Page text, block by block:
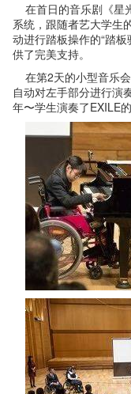
在首日的音乐剧《星
系统，跟随者艺大学生
动进行踏板操作的“踏
供了完美支持。
在第2天的小型音乐
自动对左手部分进行演
年〜学生演奏了EXILE的